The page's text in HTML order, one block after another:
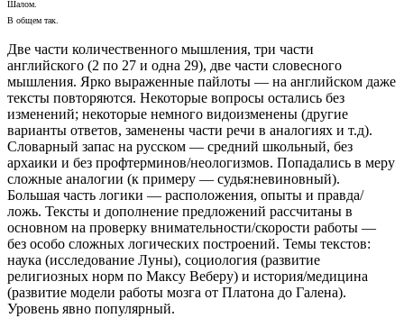
Шалом.
В общем так.
Две части количественного мышления, три части
английского (2 по 27 и одна 29), две части словесного
мышления. Ярко выраженные пайлоты — на английском даже
тексты повторяются. Некоторые вопросы остались без
изменений; некоторые немного видоизменены (другие
варианты ответов, заменены части речи в аналогиях и т.д).
Словарный запас на русском — средний школьный, без
архаики и без профтерминов/неологизмов. Попадались в меру
сложные аналогии (к примеру — судья:невиновный).
Большая часть логики — расположения, опыты и правда/
ложь. Тексты и дополнение предложений рассчитаны в
основном на проверку внимательности/скорости работы —
без особо сложных логических построений. Темы текстов:
наука (исследование Луны), социология (развитие
религиозных норм по Максу Веберу) и история/медицина
(развитие модели работы мозга от Платона до Галена).
Уровень явно популярный.